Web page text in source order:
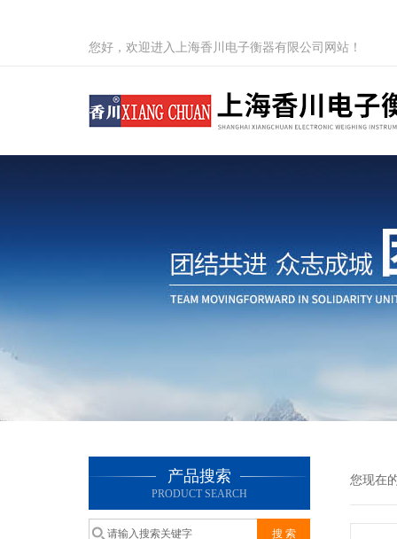
您好，欢迎进入上海香川电子衡器有限公司网站！
产品搜索
PRODUCT SEARCH
您现在